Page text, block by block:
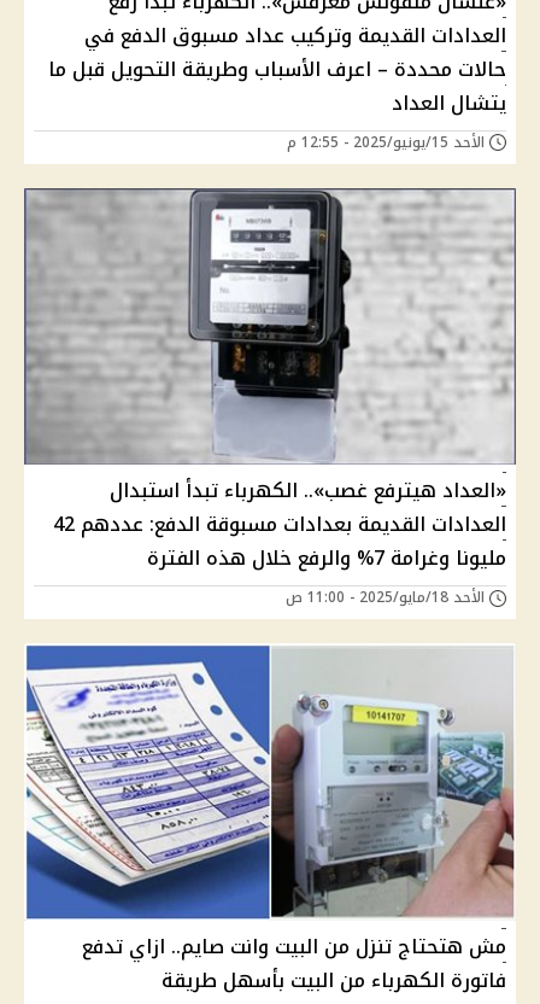
العدادات القديمة وتركيب عداد مسبوق الدفع في
حالات محددة – اعرف الأسباب وطريقة التحويل قبل ما
يتشال العداد
الأحد 15/يونيو/2025 - 12:55 م
«العداد هيترفع غصب».. الكهرباء تبدأ استبدال
العدادات القديمة بعدادات مسبوقة الدفع: عددهم 42
مليونا وغرامة 7% والرفع خلال هذه الفترة
الأحد 18/مايو/2025 - 11:00 ص
مش هتحتاج تنزل من البيت وانت صايم.. ازاي تدفع
فاتورة الكهرباء من البيت بأسهل طريقة